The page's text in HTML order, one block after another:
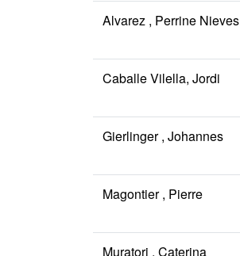
Alvarez , Perrine Nieves
Caballe Vilella, Jordi
Gierlinger , Johannes
Magontier , Pierre
Muratori , Caterina